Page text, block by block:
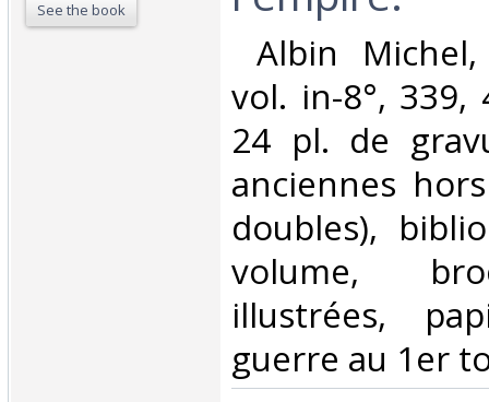
See the book
Albin
vol. in-8°,
24 pl. de
anciennes
doubles),
volume,
illustrées,
guerre au 1er